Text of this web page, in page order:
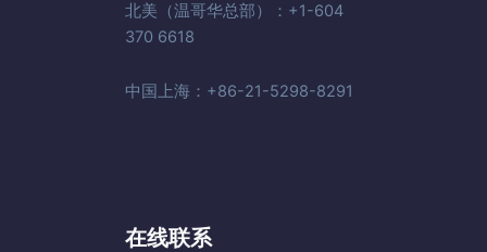
北美（温哥华总部）：+1-604
370 6618
中国上海：+86-21-5298-8291
在线联系